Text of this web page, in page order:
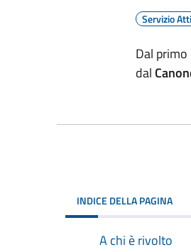
Servizio
Dal
dal
INDICE DELLA PAGINA
A chi è rivolto